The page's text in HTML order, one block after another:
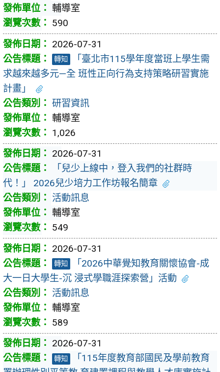
輔導室
590
2026-07-31
轉知
「臺北市115學年度當班上學生需
求越來越多元—全 班性正向行為支持策略研習實施
計畫」
研習資訊
輔導室
1,026
2026-07-31
「兒少上線中，登入我們的社群時
代！」 2026兒少培力工作坊報名簡章
活動訊息
輔導室
549
2026-07-31
轉知
「2026中華覺知教育關懷協會-成
大一日大學生-沉 浸式學職涯探索營」活動
活動訊息
輔導室
589
2026-07-31
轉知
「115年度教育部國民及學前教育